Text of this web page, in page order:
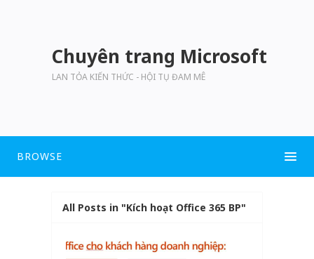
Chuyên trang Microsoft
LAN TỎA KIẾN THỨC - HỘI TỤ ĐAM MÊ
BROWSE
All Posts in "Kích hoạt Office 365 BP"